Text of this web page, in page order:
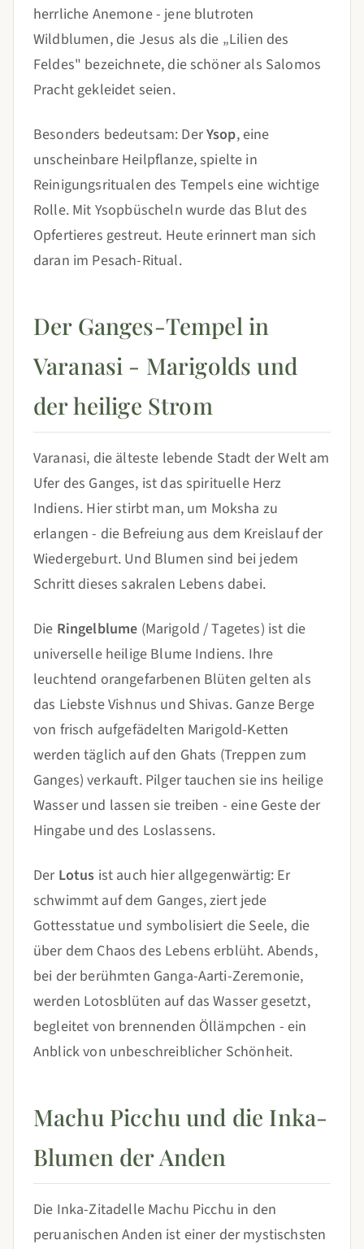
herrliche Anemone - jene blutroten
Wildblumen, die Jesus als die „Lilien des
Feldes" bezeichnete, die schöner als Salomos
Pracht gekleidet seien.
Besonders bedeutsam: DerYsop, eine
unscheinbare Heilpflanze, spielte in
Reinigungsritualen des Tempels eine wichtige
Rolle. Mit Ysopbüscheln wurde das Blut des
Opfertieres gestreut. Heute erinnert man sich
daran im Pesach-Ritual.
Der Ganges-Tempel in
Varanasi - Marigolds und
der heilige Strom
Varanasi, die älteste lebende Stadt der Welt am
Ufer des Ganges, ist das spirituelle Herz
Indiens. Hier stirbt man, um Moksha zu
erlangen - die Befreiung aus dem Kreislauf der
Wiedergeburt. Und Blumen sind bei jedem
Schritt dieses sakralen Lebens dabei.
Die Ringelblume (Marigold / Tagetes) ist die
universelle heilige Blume Indiens. Ihre
leuchtend orangefarbenen Blüten gelten als
das Liebste Vishnus und Shivas. Ganze Berge
von frisch aufgefädelten Marigold-Ketten
werden täglich auf den Ghats (Treppen zum
Ganges) verkauft. Pilger tauchen sie ins heilige
Wasser und lassen sie treiben - eine Geste der
Hingabe und des Loslassens.
Der Lotus ist auch hier allgegenwärtig: Er
schwimmt auf dem Ganges, ziert jede
Gottesstatue und symbolisiert die Seele, die
über dem Chaos des Lebens erblüht. Abends,
bei der berühmten Ganga-Aarti-Zeremonie,
werden Lotosblüten auf das Wasser gesetzt,
begleitet von brennenden Öllämpchen - ein
Anblick von unbeschreiblicher Schönheit.
Machu Picchu und die Inka-
Blumen der Anden
Die Inka-Zitadelle Machu Picchu in den
peruanischen Anden ist einer der mystischsten